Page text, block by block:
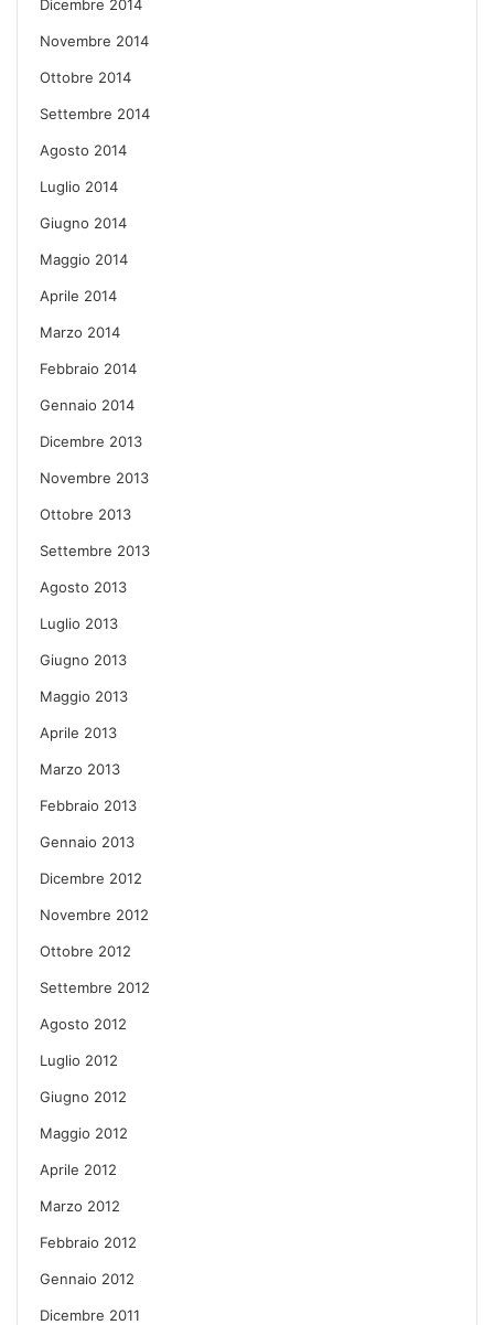
Dicembre 2014
Novembre 2014
Ottobre 2014
Settembre 2014
Agosto 2014
Luglio 2014
Giugno 2014
Maggio 2014
Aprile 2014
Marzo 2014
Febbraio 2014
Gennaio 2014
Dicembre 2013
Novembre 2013
Ottobre 2013
Settembre 2013
Agosto 2013
Luglio 2013
Giugno 2013
Maggio 2013
Aprile 2013
Marzo 2013
Febbraio 2013
Gennaio 2013
Dicembre 2012
Novembre 2012
Ottobre 2012
Settembre 2012
Agosto 2012
Luglio 2012
Giugno 2012
Maggio 2012
Aprile 2012
Marzo 2012
Febbraio 2012
Gennaio 2012
Dicembre 2011